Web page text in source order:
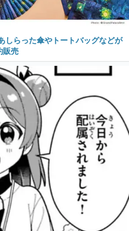
しらった傘やトートバッグなどが
販売